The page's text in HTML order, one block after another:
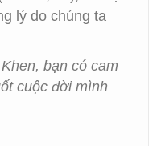
lý do chúng ta
bạn có cam
cuộc đời mình